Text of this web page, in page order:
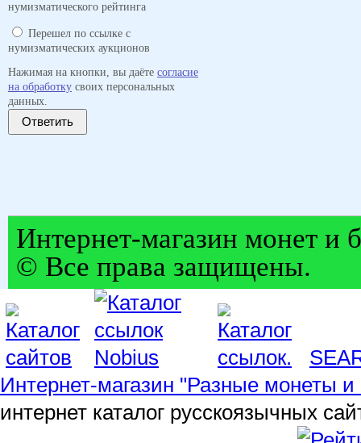
нумизматического рейтинга
Перешел по ссылке с
нумизматических аукционов
Нажимая на кнопки, вы даёте согласие
на обработку своих персональных
данных.
Ответить
Интернет-магазин монет и
© Все права защищены.
Интернет-магазин "Разные монеты и
интернет каталог русскоязычных